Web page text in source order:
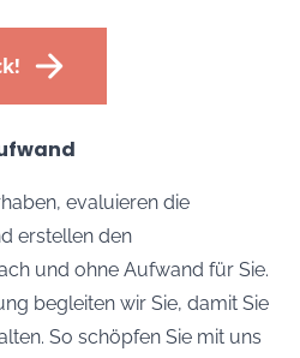
evaluieren die
erstellen den
und ohne Aufwand für Sie.
begleiten wir Sie, damit Sie
So schöpfen Sie mit uns